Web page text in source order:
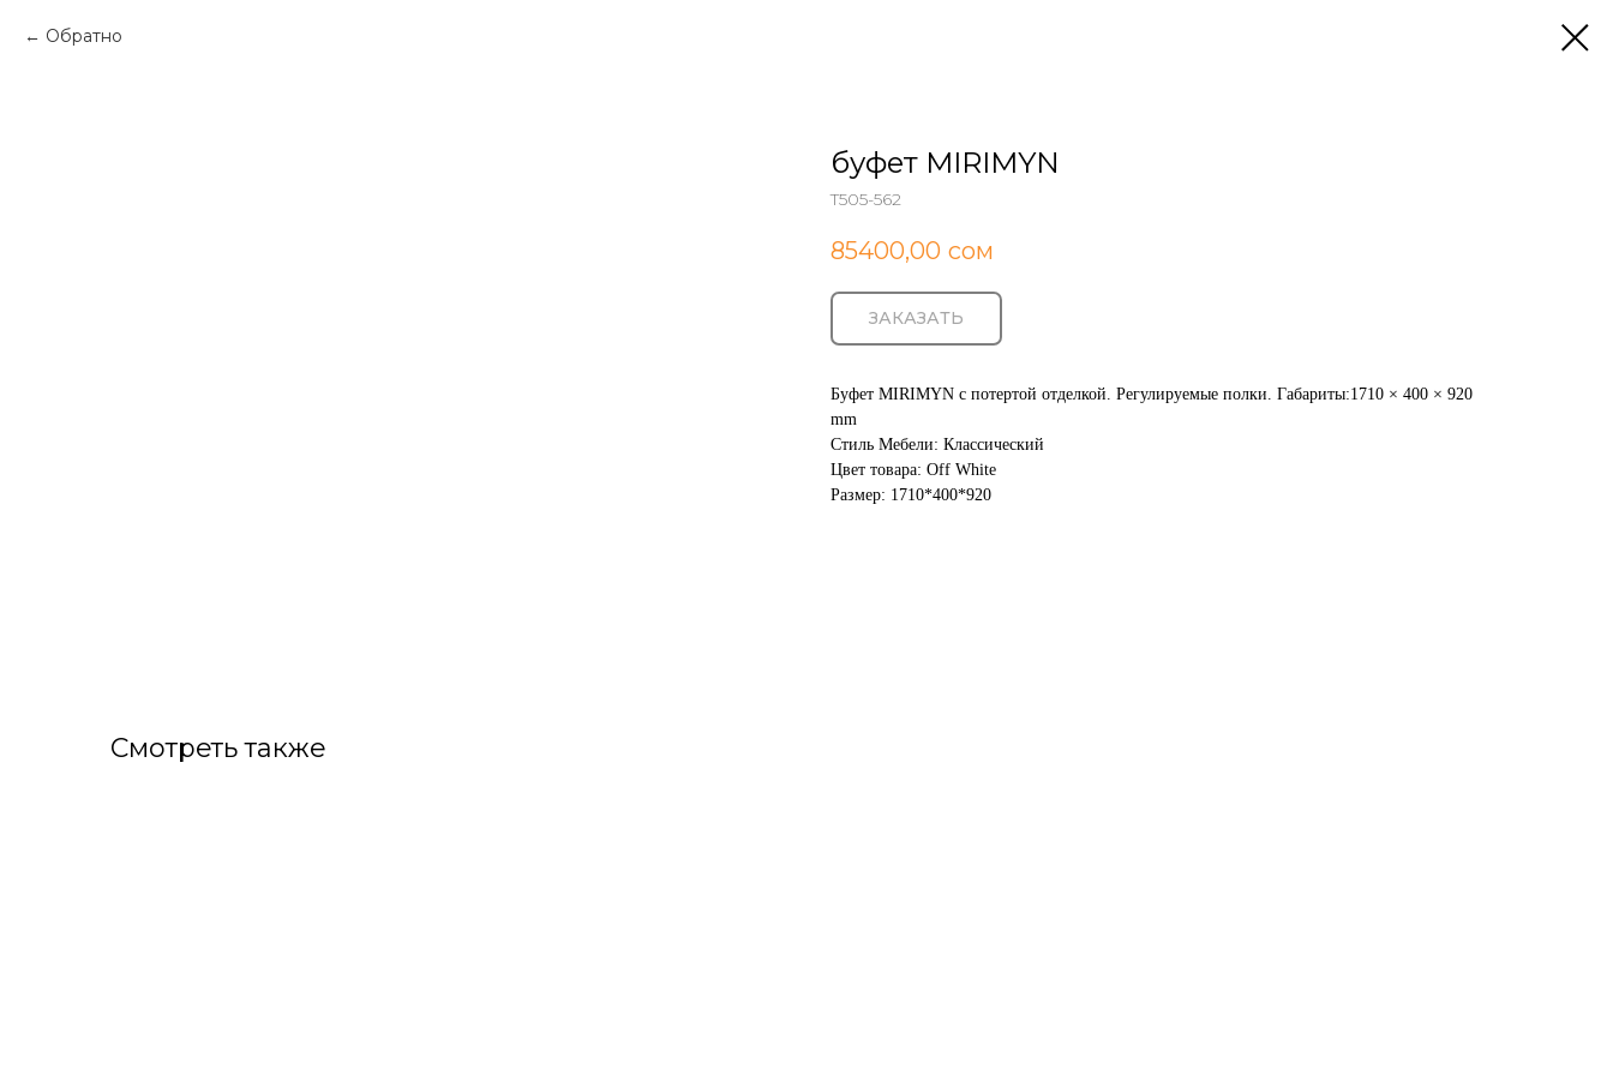
Обратно
буфет MIRIMYN
T505-562
85400,00 сом
ЗАКАЗАТЬ
Буфет MIRIMYN с потертой отделкой. Регулируемые полки. Габариты:1710 × 400 × 920
mm
Стиль Мебели: Классический
Цвет товара: Off White
Размер: 1710*400*920
Смотреть также